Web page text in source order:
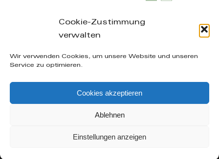
Cookie-Zustimmung
verwalten
Wir verwenden Cookies, um unsere Website und unseren
Service zu optimieren.
Cookies akzeptieren
Ablehnen
Einstellungen anzeigen
(0) 160-20 49 402 – mail: info@manuelakuenzel.de
Datenschutzerklärung|Impressum
FacebookInstagram